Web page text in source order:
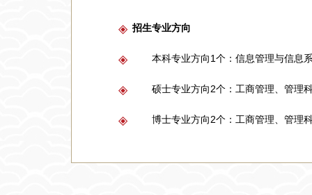
招生专业方向
本科专业方向1个：信息管理与信息
硕士专业方向2个：工商管理、管理
博士专业方向2个：工商管理、管理